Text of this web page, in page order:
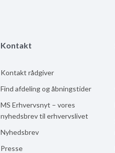
Kontakt
Kontakt rådgiver
Find afdeling og åbningstider
MS Erhvervsnyt – vores
nyhedsbrev til erhvervslivet
Nyhedsbrev
Presse